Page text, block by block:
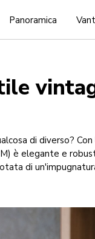
Panoramica
di diverso?
è elegante e
di